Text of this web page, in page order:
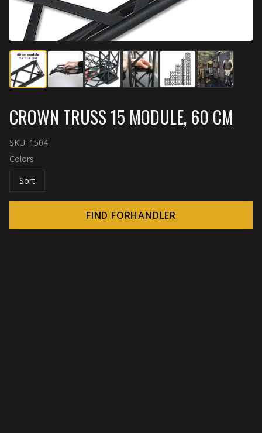
CROWN TRUSS 15 MODULE, 60 CM
SKU: 1504
Colors
Sort
FIND FORHANDLER